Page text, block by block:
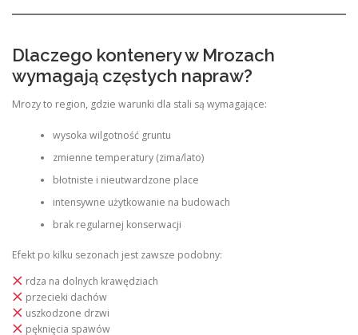
Dlaczego kontenery w Mrozach
wymagają częstych napraw?
Mrozy to region, gdzie warunki dla stali są wymagające:
wysoka wilgotność gruntu
zmienne temperatury (zima/lato)
błotniste i nieutwardzone place
intensywne użytkowanie na budowach
brak regularnej konserwacji
Efekt po kilku sezonach jest zawsze podobny:
rdza na dolnych krawędziach
przecieki dachów
uszkodzone drzwi
pęknięcia spawów